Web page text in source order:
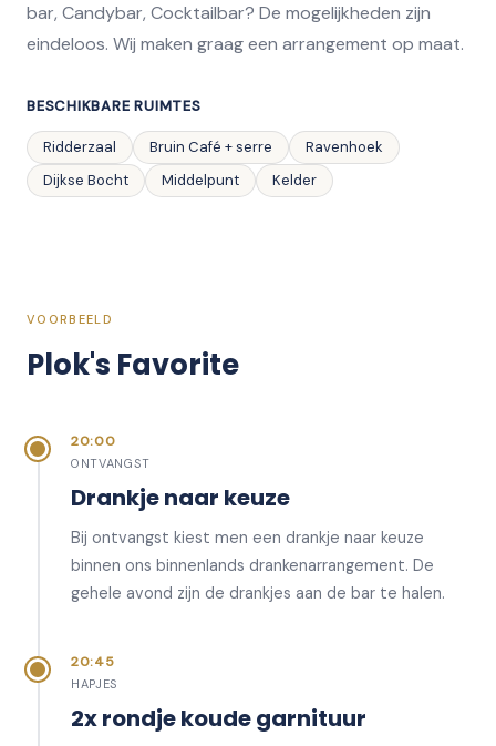
bar, Candybar, Cocktailbar? De mogelijkheden zijn
eindeloos. Wij maken graag een arrangement op maat.
BESCHIKBARE RUIMTES
Ridderzaal Bruin Café + serre
Ravenhoek
Dijkse Bocht
Middelpunt Kelder
VOORBEELD
Plok's Favorite
20:00
ONTVANGST
Drankje naar keuze
Bij ontvangst kiest men een drankje naar keuze
binnen ons binnenlands drankenarrangement. De
gehele avond zijn de drankjes aan de bar te halen.
20:45
HAPJES
2x rondje koude garnituur